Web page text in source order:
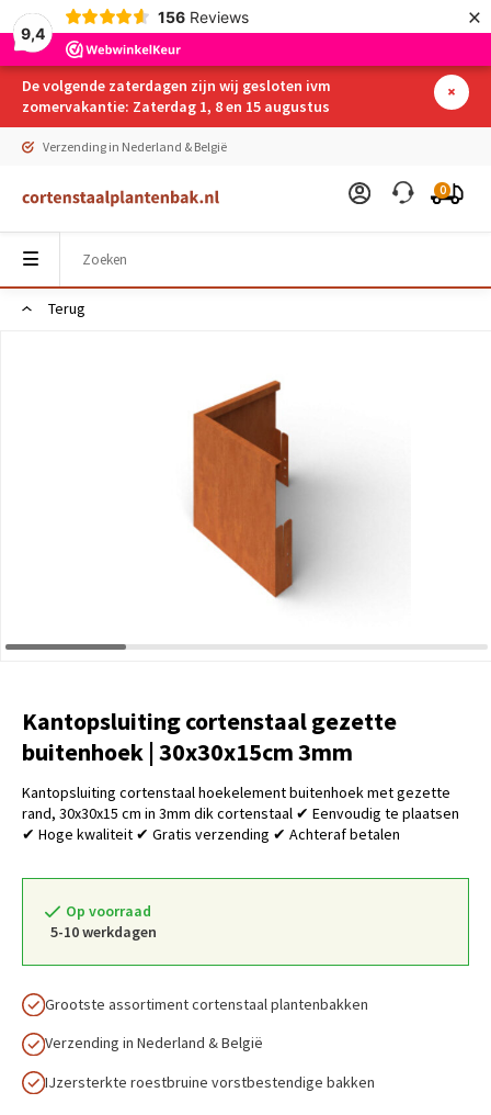
9,4
156 Reviews ×
De volgende zaterdagen zijn wij gesloten ivm
zomervakantie: Zaterdag 1, 8 en 15 augustus
Verzending in Nederland & België
0
Terug
Kantopsluiting cortenstaal gezette
buitenhoek | 30x30x15cm 3mm
Kantopsluiting cortenstaal hoekelement buitenhoek met gezette
rand, 30x30x15 cm in 3mm dik cortenstaal ✔ Eenvoudig te plaatsen
✔ Hoge kwaliteit ✔ Gratis verzending ✔ Achteraf betalen
Op voorraad
5-10 werkdagen
Grootste assortiment cortenstaal plantenbakken
Verzending in Nederland & België
IJzersterkte roestbruine vorstbestendige bakken